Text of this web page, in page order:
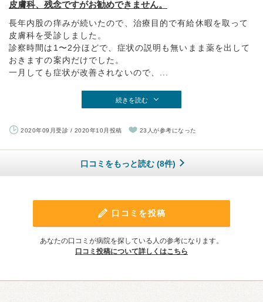
皮膚科、残念ですがお勧めできません。
長年内股の痒みが続いたので、治療目的で有給休暇を取って
皮膚科を受診しました。
診察時間は1〜2分ほどで、症状の説明も無いまま薬を出して
おきますの案内だけでした。
一月しても症状が改善されないので、...
続きを読む
2020年09月受診 / 2020年10月投稿 23人が参考になった
口コミをもっと読む (8件)
口コミを投稿
あなたの口コミが病院を探している人の参考になります。
口コミ投稿について詳しくはこちら